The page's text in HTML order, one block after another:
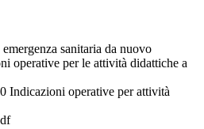
sanitaria da nuovo
operative per le attività didattiche a
Indicazioni operative per attività